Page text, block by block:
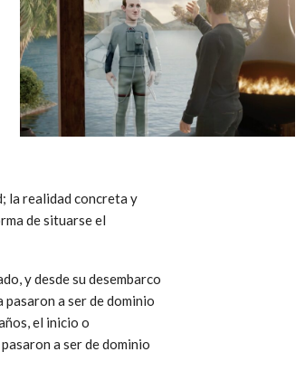
la realidad concreta y
de situarse el
y desde su desembarco
a ser de dominio
el inicio o
a ser de dominio